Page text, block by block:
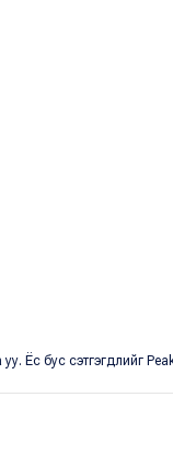
Ёс бус сэтгэгдлийг